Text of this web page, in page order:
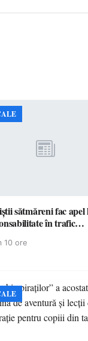
sătmăreni fac apel
responsabilitate în trafic…
10 ore